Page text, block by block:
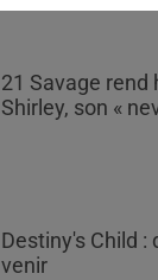
21 Savage rend
Shirley, son «
Destiny's Child
venir